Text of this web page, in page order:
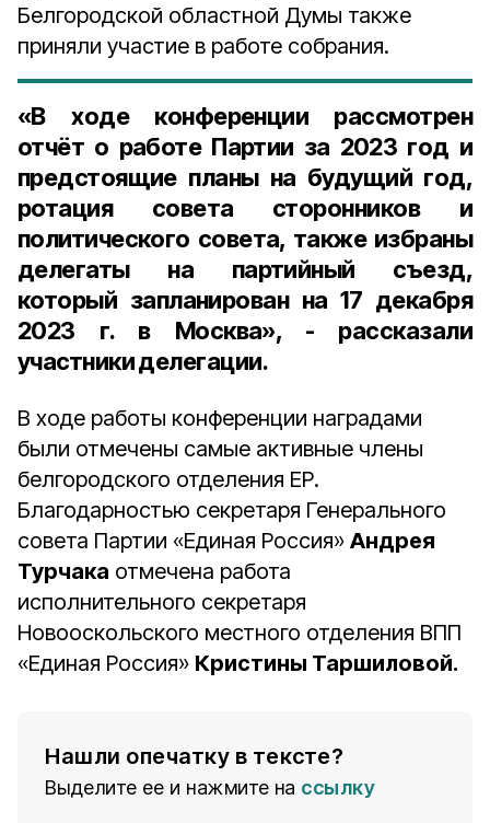
Белгородской областной Думы также
приняли участие в работе собрания.
«В ходе конференции рассмотрен
отчёт о работе Партии за 2023 год и
предстоящие планы на будущий год,
ротация совета сторонников и
политического совета, также избраны
делегаты на партийный съезд,
который запланирован на 17 декабря
2023 г. в Москва», - рассказали
участники делегации.
В ходе работы конференции наградами
были отмечены самые активные члены
белгородского отделения ЕР.
Благодарностью секретаря Генерального
совета Партии «Единая Россия» Андрея
Турчака отмечена работа
исполнительного секретаря
Новооскольского местного отделения ВПП
«Единая Россия» Кристины Таршиловой.
Нашли опечатку в тексте?
Выделите ее и нажмите на ссылку